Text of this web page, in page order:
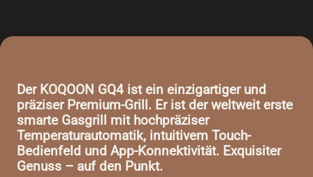
Der KOQOON GQ4 ist ein einzigartiger und
präziser Premium-Grill. Er ist der weltweit erste
smarte Gasgrill mit hochpräziser
Temperaturautomatik, intuitivem Touch-
Bedienfeld und App-Konnektivität. Exquisiter
Genuss – auf den Punkt.